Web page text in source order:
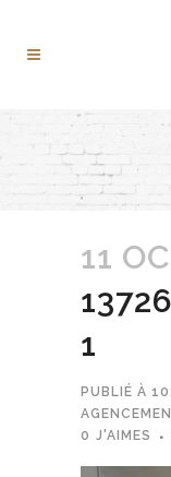
11
1
PUBLIÉ À
0 J'AIMES